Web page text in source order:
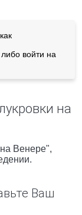
либо войти на
на
Венере",
Ваш